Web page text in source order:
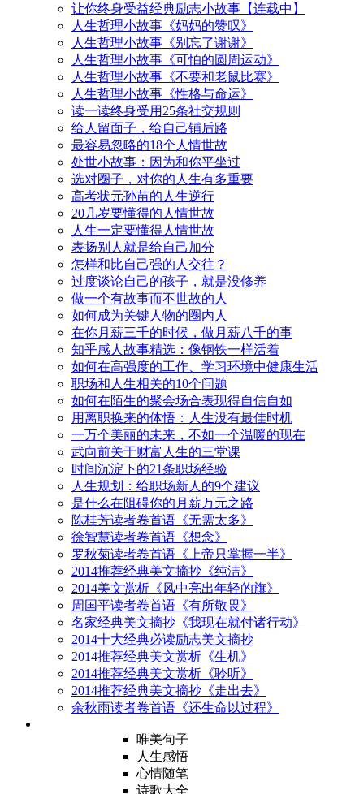
让你终身受益经典励志小故事【连载中】
人生哲理小故事《妈妈的赞叹》
人生哲理小故事《别忘了谢谢》
人生哲理小故事《可怕的圆周运动》
人生哲理小故事《不要和老鼠比赛》
人生哲理小故事《性格与命运》
读一读终身受用25条社交规则
给人留面子，给自己铺后路
最容易忽略的18个人情世故
处世小故事：因为和你平坐过
选对圈子，对你的人生有多重要
高考状元孙苗的人生逆行
20几岁要懂得的人情世故
人生一定要懂得人情世故
表扬别人就是给自己加分
怎样和比自己强的人交往？
过度谈论自己的孩子，就是没修养
做一个有故事而不世故的人
如何成为关键人物的圈内人
在你月薪三千的时候，做月薪八千的事
知乎感人故事精选：像钢铁一样活着
如何在高强度的工作、学习环境中健康生活
职场和人生相关的10个问题
如何在陌生的聚会场合表现得自信自如
用离职换来的体悟：人生没有最佳时机
一万个美丽的未来，不如一个温暖的现在
武向前关于财富人生的三堂课
时间沉淀下的21条职场经验
人生规划：给职场新人的9个建议
是什么在阻碍你的月薪万元之路
陈桂芳读者卷首语《无需太多》
徐智慧读者卷首语《想念》
罗秋菊读者卷首语《上帝只掌握一半》
2014推荐经典美文摘抄《纯洁》
2014美文赏析《风中亮出年轻的旗》
周国平读者卷首语《有所敬畏》
名家经典美文摘抄《我现在就付诸行动》
2014十大经典必读励志美文摘抄
2014推荐经典美文赏析《生机》
2014推荐经典美文赏析《聆听》
2014推荐经典美文摘抄《走出去》
余秋雨读者卷首语《还生命以过程》
唯美句子
人生感悟
心情随笔
诗歌大全